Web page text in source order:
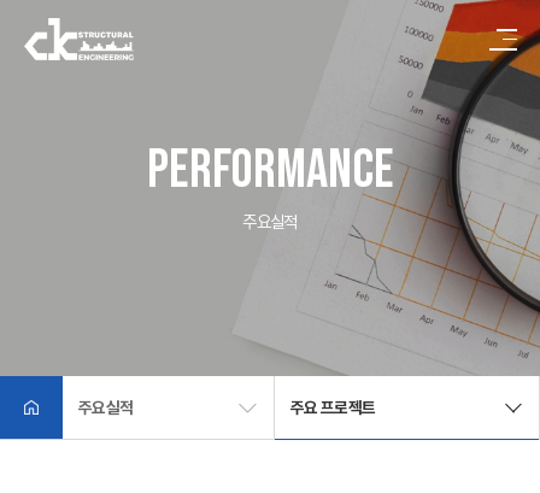
기술문의 고객센터
performance
주요실적
주요실적 주요 프로젝트